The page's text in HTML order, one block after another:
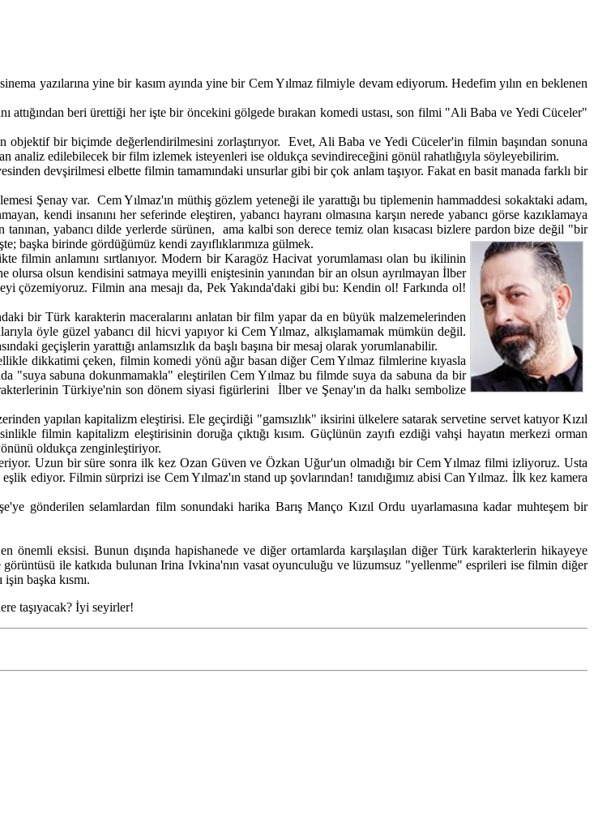
yazılarına yine bir kasım ayında yine bir Cem Yılmaz filmiyle devam ediyorum. Hedefim yılın en beklenen
beri ürettiği her işte bir öncekini gölgede bırakan komedi ustası, son filmi "Ali Baba ve Yedi Cüceler"
objektif bir biçimde değerlendirilmesini zorlaştırıyor. Evet, Ali Baba ve Yedi Cüceler'in filmin başından sonuna
analiz edilebilecek bir film izlemek isteyenleri ise oldukça sevindireceğini gönül rahatlığıyla söyleyebilirim.
devşirilmesi elbette filmin tamamındaki unsurlar gibi bir çok anlam taşıyor. Fakat en basit manada farklı bir
Şenay var. Cem Yılmaz'ın müthiş gözlem yeteneği ile yarattığı bu tiplemenin hammaddesi sokaktaki adam,
kendi insanını her seferinde eleştiren, yabancı hayranı olmasına karşın nerede yabancı görse kazıklamaya
tanınan, yabancı dilde yerlerde sürünen, ama kalbi son derece temiz olan kısacası bizlere pardon bize değil "bir
başka birinde gördüğümüz kendi zayıflıklarımıza gülmek.
filmin anlamını sırtlanıyor. Modern bir Karagöz Hacivat yorumlaması olan bu ikilinin
olsun kendisini satmaya meyilli eniştesinin yanından bir an olsun ayrılmayan İlber
çözemiyoruz. Filmin ana mesajı da, Pek Yakında'daki gibi bu: Kendin ol! Farkında ol!
bir Türk karakterin maceralarını anlatan bir film yapar da en büyük malzemelerinden
öyle güzel yabancı dil hicvi yapıyor ki Cem Yılmaz, alkışlamamak mümkün değil.
geçişlerin yarattığı anlamsızlık da başlı başına bir mesaj olarak yorumlanabilir.
dikkatimi çeken, filmin komedi yönü ağır basan diğer Cem Yılmaz filmlerine kıyasla
"suya sabuna dokunmamakla" eleştirilen Cem Yılmaz bu filmde suya da sabuna da bir
Türkiye'nin son dönem siyasi figürlerini İlber ve Şenay'ın da halkı sembolize
yapılan kapitalizm eleştirisi. Ele geçirdiği "gamsızlık" iksirini ülkelere satarak servetine servet katıyor Kızıl
filmin kapitalizm eleştirisinin doruğa çıktığı kısım. Güçlünün zayıfı ezdiği vahşi hayatın merkezi orman
oldukça zenginleştiriyor.
Uzun bir süre sonra ilk kez Ozan Güven ve Özkan Uğur'un olmadığı bir Cem Yılmaz filmi izliyoruz. Usta
ediyor. Filmin sürprizi ise Cem Yılmaz'ın stand up şovlarından! tanıdığımız abisi Can Yılmaz. İlk kez kamera
gönderilen selamlardan film sonundaki harika Barış Manço Kızıl Ordu uyarlamasına kadar muhteşem bir
önemli eksisi. Bunun dışında hapishanede ve diğer ortamlarda karşılaşılan diğer Türk karakterlerin hikayeye
ile katkıda bulunan Irina Ivkina'nın vasat oyunculuğu ve lüzumsuz "yellenme" esprileri ise filmin diğer
başka kısmı.
taşıyacak? İyi seyirler!